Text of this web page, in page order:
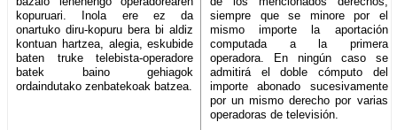
kopuruari. Inola ere ez da
onartuko diru-kopuru bera bi aldiz
kontuan hartzea, alegia, eskubide
baten truke telebista-operadore
batek baino gehiagok
ordaindutako zenbatekoak batzea.
siempre que se minore por el
mismo importe la aportación
computada a la primera
operadora. En ningún caso se
admitirá el doble cómputo del
importe abonado sucesivamente
por un mismo derecho por varias
operadoras de televisión.